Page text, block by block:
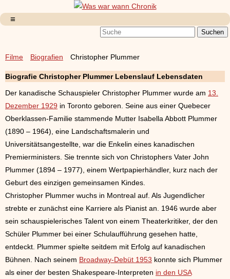
Filme Biografien Christopher Plummer
Biografie Christopher Plummer Lebenslauf Lebensdaten
Der kanadische Schauspieler Christopher Plummer wurde am 13.
Dezember 1929 in Toronto geboren. Seine aus einer Quebecer
Oberklassen-Familie stammende Mutter Isabella Abbott Plummer
(1890 – 1964), eine Landschaftsmalerin und
Universitätsangestellte, war die Enkelin eines kanadischen
Premierministers. Sie trennte sich von Christophers Vater John
Plummer (1894 – 1977), einem Wertpapierhändler, kurz nach der
Geburt des einzigen gemeinsamen Kindes.
Christopher Plummer wuchs in Montreal auf. Als Jugendlicher
strebte er zunächst eine Karriere als Pianist an. 1946 wurde aber
sein schauspielerisches Talent von einem Theaterkritiker, der den
Schüler Plummer bei einer Schulaufführung gesehen hatte,
entdeckt. Plummer spielte seitdem mit Erfolg auf kanadischen
Bühnen. Nach seinem Broadway-Debüt 1953 konnte sich Plummer
als einer der besten Shakespeare-Interpreten in den USA